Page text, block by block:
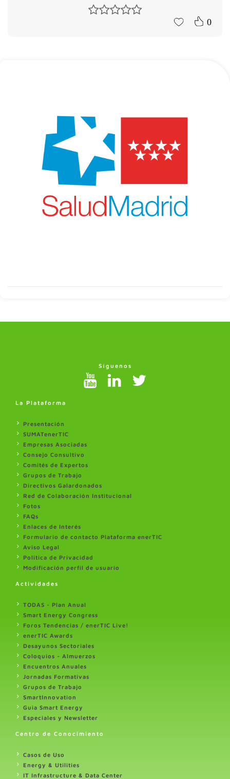
0
Síguenos
La Plataforma
Presentación
SUMATenerTIC
Empresas Asociadas
Consejo Consultivo
Comités de Expertos
Grupos de Trabajo
Directivos Galardonados
Red de Colaboración Institucional
Fotos
FAQs
Enlaces de Interés
Formulario de contacto Plataforma enerTIC
Aviso Legal
Politica de Privacidad
Modificación perfil de usuario
Actividades
TODAS - Plan Anual
Smart Energy Congress
Foros Tendencias / enerTIC Live!
enerTIC Awards
Desayunos Sectoriales
Coloquios - Almuerzos
Encuentros Anuales
Jornadas Formativas
Grupos de Trabajo
SmartInnovation
Guia Smart Energy
Especiales y Newsletter
Centro de Conocimiento
Casos de Uso
Energy & Utilities
IT Infrastructure & Data Center